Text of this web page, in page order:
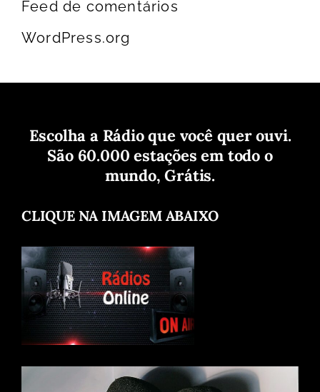
Feed de comentários
WordPress.org
Escolha a Rádio que você quer ouvi.
São 60.000 estações em todo o
mundo, Grátis.
CLIQUE NA IMAGEM ABAIXO